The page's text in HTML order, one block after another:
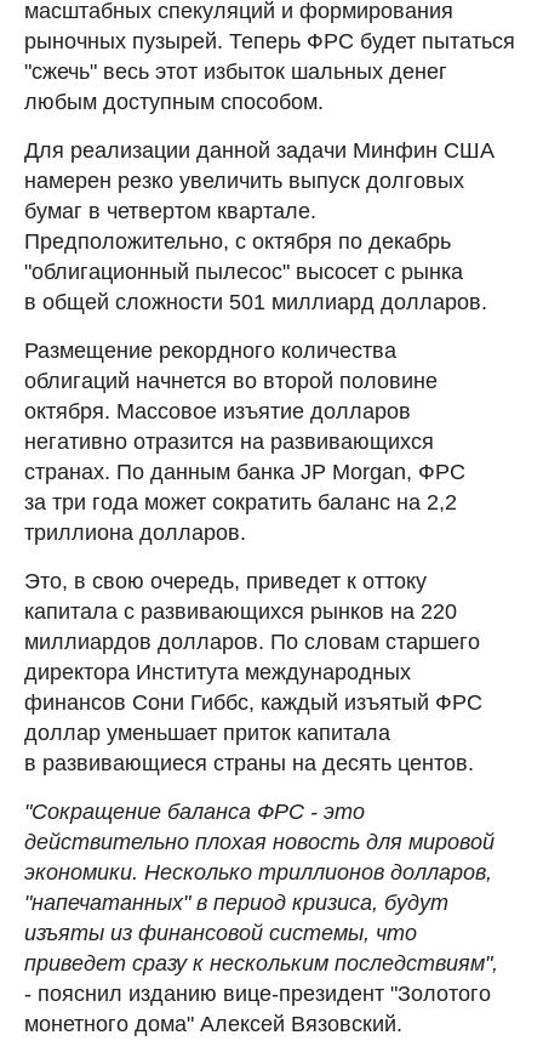
масштабных спекуляций и формирования
рыночных пузырей. Теперь ФРС будет пытаться
"сжечь" весь этот избыток шальных денег
любым доступным способом.
Для реализации данной задачи Минфин США
намерен резко увеличить выпуск долговых
бумаг в четвертом квартале.
Предположительно, с октября по декабрь
"облигационный пылесос" высосет с рынка
в общей сложности 501 миллиард долларов.
Размещение рекордного количества
облигаций начнется во второй половине
октября. Массовое изъятие долларов
негативно отразится на развивающихся
странах. По данным банка JP Morgan, ФРС
за три года может сократить баланс на 2,2
триллиона долларов.
Это, в свою очередь, приведет к оттоку
капитала с развивающихся рынков на 220
миллиардов долларов. По словам старшего
директора Института международных
финансов Сони Гиббс, каждый изъятый ФРС
доллар уменьшает приток капитала
в развивающиеся страны на десять центов.
"Сокращение баланса ФРС - это
действительно плохая новость для мировой
экономики. Несколько триллионов долларов,
"напечатанных" в период кризиса, будут
изъяты из финансовой системы, что
приведет сразу к нескольким последствиям",
- пояснил изданию вице-президент "Золотого
монетного дома" Алексей Вязовский.